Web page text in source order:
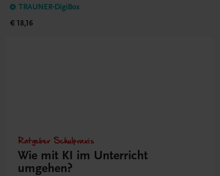
TRAUNER-DigiBox
€ 18,16
Ratgeber Schulpraxis
Wie mit KI im Unterricht
umgehen?